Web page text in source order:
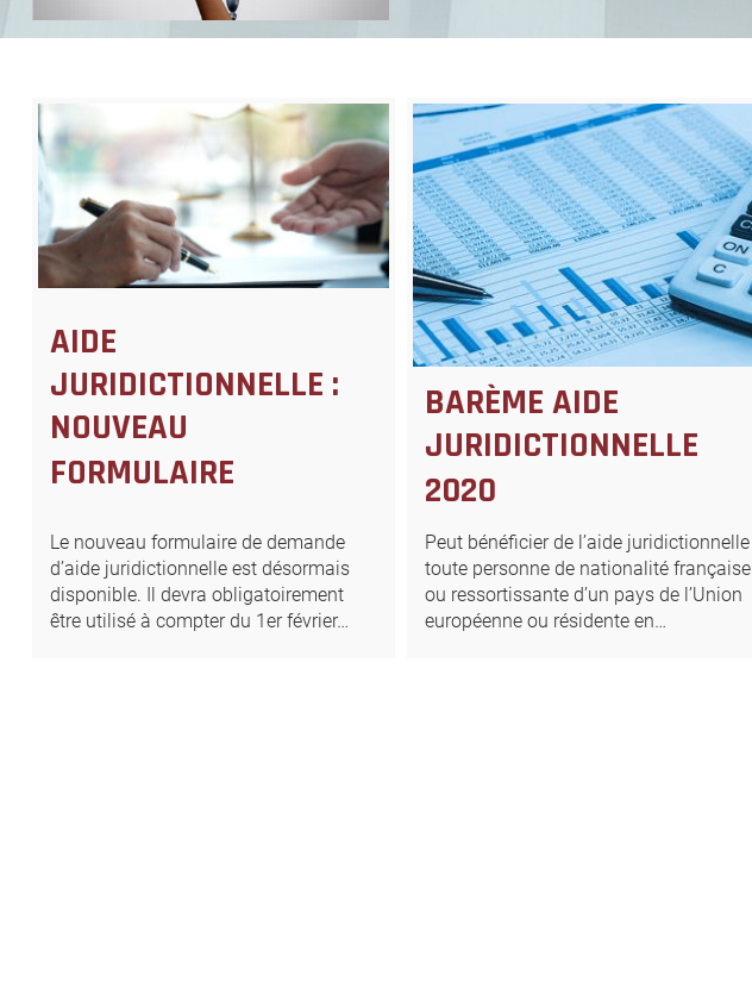
AIDE
JURIDICTIONNELLE :
NOUVEAU
FORMULAIRE
Le nouveau formulaire de demande
d’aide juridictionnelle est désormais
disponible. Il devra obligatoirement
être utilisé à compter du 1er février…
BARÈME AIDE
JURIDICTIONNELLE
2020
Peut bénéficier de l’aide juridictionnelle
toute personne de nationalité française
ou ressortissante d’un pays de l’Union
européenne ou résidente en…